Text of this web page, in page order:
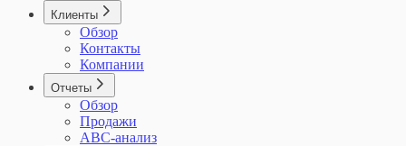
Клиенты
Обзор
Контакты
Компании
Отчеты
Обзор
Продажи
ABC-анализ